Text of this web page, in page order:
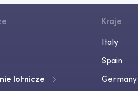
lotnicze
Kraje
Italy
Spain
Germany